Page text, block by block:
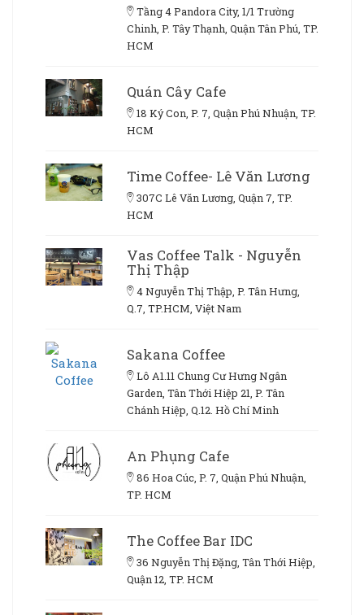
Tầng 4 Pandora City, 1/1 Trường
Chinh, P. Tây Thạnh, Quận Tân Phú, TP.
HCM
Quán Cây Cafe
18 Ký Con, P. 7, Quận Phú Nhuận, TP.
HCM
Time Coffee- Lê Văn Lương
307C Lê Văn Lương, Quận 7, TP.
HCM
Vas Coffee Talk - Nguyễn
Thị Thập
4 Nguyễn Thị Thập, P. Tân Hưng,
Q.7, TP.HCM, Việt Nam
Sakana Coffee
Lô A1.11 Chung Cư Hưng Ngân
Garden, Tân Thới Hiệp 21, P. Tân
Chánh Hiệp, Q.12. Hồ Chí Minh
An Phụng Cafe
86 Hoa Cúc, P. 7, Quận Phú Nhuận,
TP. HCM
The Coffee Bar IDC
36 Nguyễn Thị Đặng, Tân Thới Hiệp,
Quận 12, TP. HCM